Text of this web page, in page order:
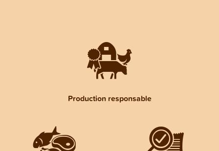
Production responsable